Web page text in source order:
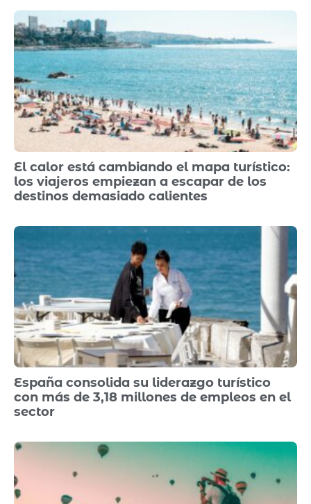
El calor está cambiando el mapa turístico:
los viajeros empiezan a escapar de los
destinos demasiado calientes
España consolida su liderazgo turístico
con más de 3,18 millones de empleos en el
sector